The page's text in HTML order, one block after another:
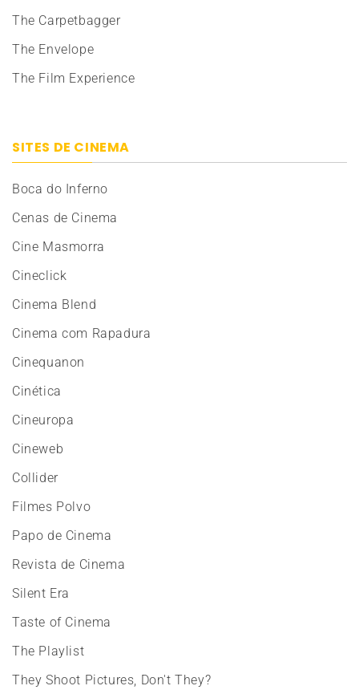
The Carpetbagger
The Envelope
The Film Experience
SITES DE CINEMA
Boca do Inferno
Cenas de Cinema
Cine Masmorra
Cineclick
Cinema Blend
Cinema com Rapadura
Cinequanon
Cinética
Cineuropa
Cineweb
Collider
Filmes Polvo
Papo de Cinema
Revista de Cinema
Silent Era
Taste of Cinema
The Playlist
They Shoot Pictures, Don't They?